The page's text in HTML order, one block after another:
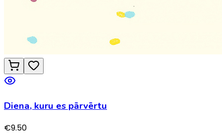
Diena, kuru es pārvērtu
€9.50